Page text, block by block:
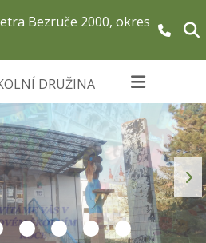
Bezruče 2000, okres
DRUŽINA